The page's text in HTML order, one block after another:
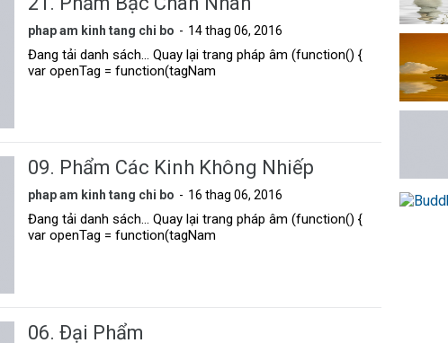
phap am kinh tang chi bo 14 thag 06, 2016
Đang tải danh sách... Quay lại trang pháp âm (function() {
var openTag = function(tagNam
09. Phẩm Các Kinh Không Nhiếp
phap am kinh tang chi bo 16 thag 06, 2016
Đang tải danh sách... Quay lại trang pháp âm (function() {
var openTag = function(tagNam
06. Ðại Phẩm